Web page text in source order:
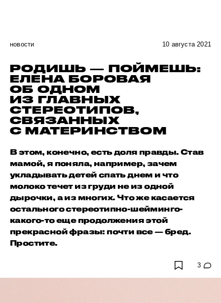
новости 10 августа 2021
РОДИШЬ — ПОЙМЕШЬ:
ЕЛЕНА БОРОВАЯ
ОБ ОДНОМ
ИЗ ГЛАВНЫХ
СТЕРЕОТИПОВ,
СВЯЗАННЫХ
С МАТЕРИНСТВОМ
В этом, конечно, есть доля правды. Став
мамой, я поняла, например, зачем
укладывать детей спать днем и что
молоко течет из груди не из одной
дырочки, а из многих. Что же касается
остального стереотипно-шейминго-
какого-то еще продолжения этой
прекрасной фразы: почти все — бред.
Простите.
3